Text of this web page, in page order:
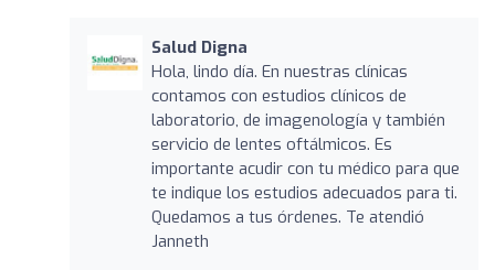
Salud Digna
Hola, lindo día. En nuestras clínicas
contamos con estudios clínicos de
laboratorio, de imagenología y también
servicio de lentes oftálmicos. Es
importante acudir con tu médico para que
te indique los estudios adecuados para ti.
Quedamos a tus órdenes. Te atendió
Janneth